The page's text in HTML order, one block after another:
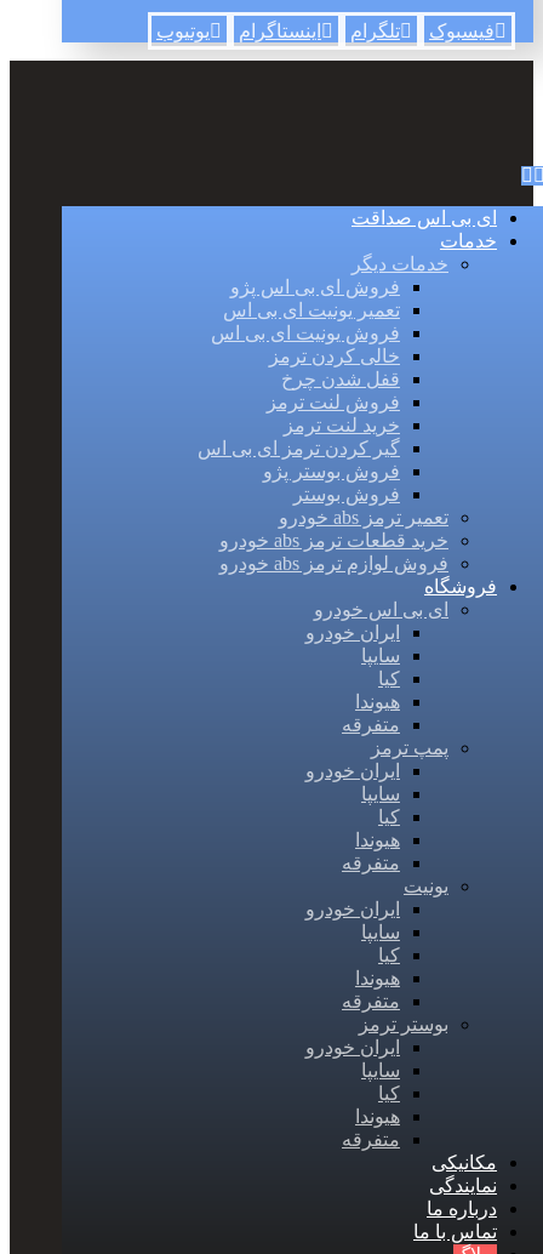
فیسبوک تلگرام اینستاگرام یوتیوب
ای بی اس صداقت
خدمات
خدمات دیگر
فروش ای بی اس پژو
تعمیر یونیت ای بی اس
فروش یونیت ای بی اس
خالی کردن ترمز
قفل شدن چرخ
فروش لنت ترمز
خرید لنت ترمز
گیر کردن ترمز ای بی اس
فروش بوستر پژو
فروش بوستر
تعمیر ترمز abs خودرو
خرید قطعات ترمز abs خودرو
فروش لوازم ترمز abs خودرو
فروشگاه
ای بی اس خودرو
ایران خودرو
سایپا
کیا
هیوندا
متفرقه
پمپ ترمز
ایران خودرو
سایپا
کیا
هیوندا
متفرقه
یونیت
ایران خودرو
سایپا
کیا
هیوندا
متفرقه
بوستر ترمز
ایران خودرو
سایپا
کیا
هیوندا
متفرقه
مکانیکی
نمایندگی
درباره ما
تماس با ما